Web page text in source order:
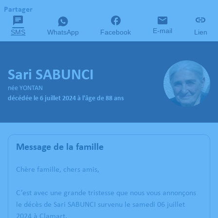
Partager
SMS WhatsApp Facebook E-mail Lien
Sari SABUNCI
née YONTAN
décédée le 6 juillet 2024 à l'âge de 88 ans
Message de la famille
Chère famille, chers amis,
C’est avec une grande tristesse que nous vous annonçons
le décès de Sari SABUNCI survenu le samedi 06 juillet